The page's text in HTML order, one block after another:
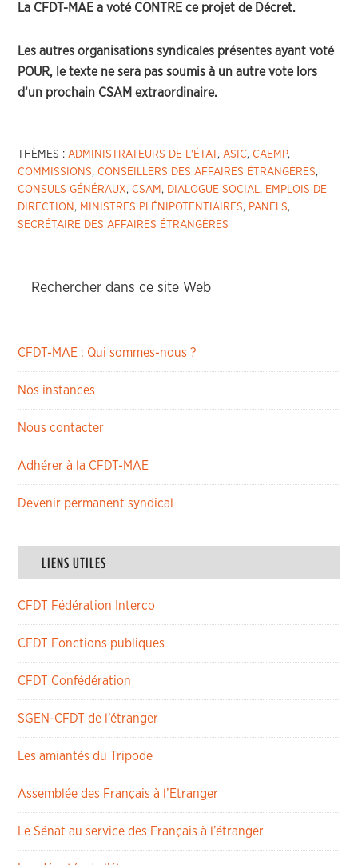
La CFDT-MAE a voté CONTRE ce projet de Décret.
Les autres organisations syndicales présentes ayant voté
POUR, le texte ne sera pas soumis à un autre vote lors
d’un prochain CSAM extraordinaire.
THÈMES :ADMINISTRATEURS DE L'ÉTAT ,ASIC,CAEMP,
COMMISSIONS,CONSEILLERS DES AFFAIRES ÉTRANGÈRES,
CONSULS GÉNÉRAUX,CSAM , DIALOGUE SOCIAL, EMPLOIS DE
DIRECTION , MINISTRES PLÉNIPOTENTIAIRES, PANELS,
SECRÉTAIRE DES AFFAIRES ÉTRANGÈRES
CFDT-MAE : Qui sommes-nous ?
Nos instances
Nous contacter
Adhérer à la CFDT-MAE
Devenir permanent syndical
LIENS UTILES
CFDT Fédération Interco
CFDT Fonctions publiques
CFDT Confédération
SGEN-CFDT de l’étranger
Les amiantés du Tripode
Assemblée des Français à l’Etranger
Le Sénat au service des Français à l’étranger